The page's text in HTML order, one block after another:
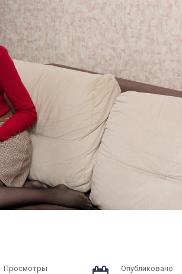
Просмотры Опубликовано